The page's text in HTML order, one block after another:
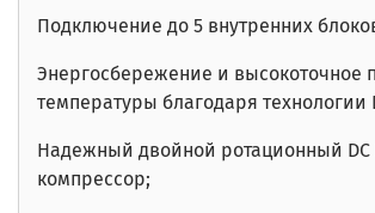
Подключение до 5 внутренних
Энергосбережение и высокоточное
температуры благодаря технологии
Надежный двойной ротационный
компрессор;